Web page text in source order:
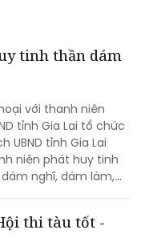
tinh thần dám
với thanh niên
tỉnh Gia Lai tổ chức
UBND tỉnh Gia Lai
niên phát huy tinh
nghĩ, dám làm,
hương.
thi tàu tốt -